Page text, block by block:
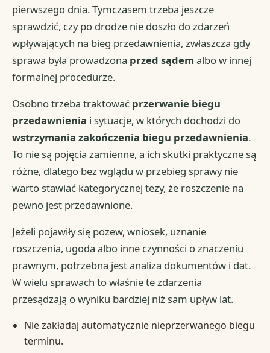
pierwszego dnia. Tymczasem trzeba jeszcze
sprawdzić, czy po drodze nie doszło do zdarzeń
wpływających na bieg przedawnienia, zwłaszcza gdy
sprawa była prowadzona przed sądem albo w innej
formalnej procedurze.
Osobno trzeba traktować przerwanie biegu
przedawnienia i sytuacje, w których dochodzi do
wstrzymania zakończenia biegu przedawnienia.
To nie są pojęcia zamienne, a ich skutki praktyczne są
różne, dlatego bez wglądu w przebieg sprawy nie
warto stawiać kategorycznej tezy, że roszczenie na
pewno jest przedawnione.
Jeżeli pojawiły się pozew, wniosek, uznanie
roszczenia, ugoda albo inne czynności o znaczeniu
prawnym, potrzebna jest analiza dokumentów i dat.
W wielu sprawach to właśnie te zdarzenia
przesądzają o wyniku bardziej niż sam upływ lat.
Nie zakładaj automatycznie nieprzerwanego biegu
terminu.